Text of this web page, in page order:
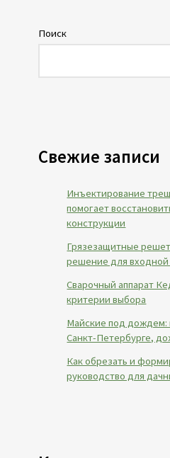
Поиск
Свежие записи
Инъектирование
помогает
конструкции
Грязезащитные
решение для входной
Сварочный аппарат
критерии выбора
Майские под дождем:
Санкт-Петербурге,
Как обрезать и
руководство для